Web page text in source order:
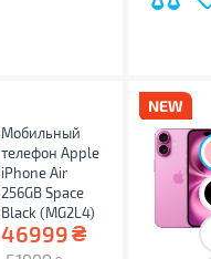
Мобильный
телефон Apple
iPhone Air
256GB Space
Black (MG2L4)
46999₴